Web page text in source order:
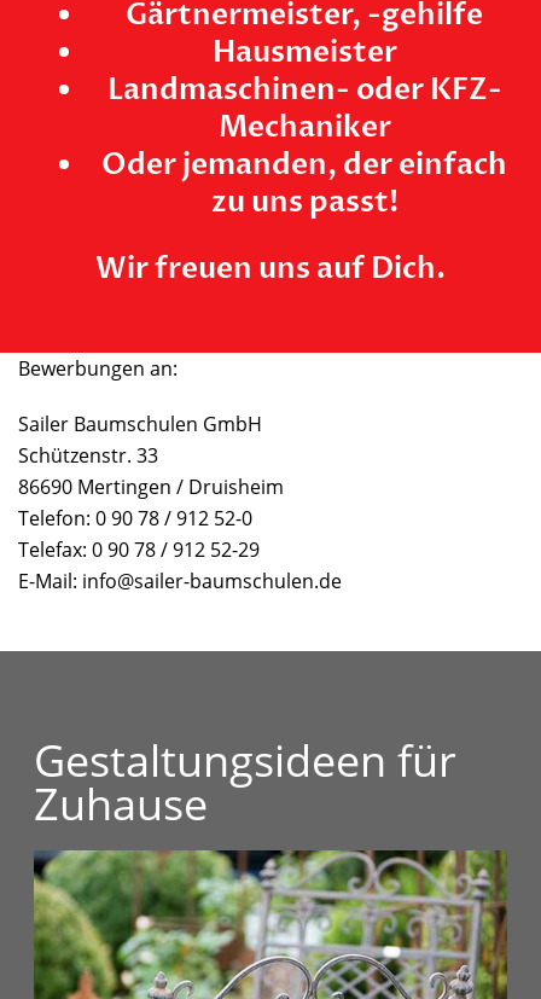
Gärtnermeister, -gehilfe
Hausmeister
Landmaschinen- oder KFZ-
Mechaniker
Oder jemanden, der einfach
zu uns passt!
Wir freuen uns auf Dich.
Bewerbungen an:
Sailer Baumschulen GmbH
Schützenstr. 33
86690 Mertingen / Druisheim
Telefon: 0 90 78 / 912 52-0
Telefax: 0 90 78 / 912 52-29
E-Mail: info@sailer-baumschulen.de
Gestaltungsideen für
Zuhause